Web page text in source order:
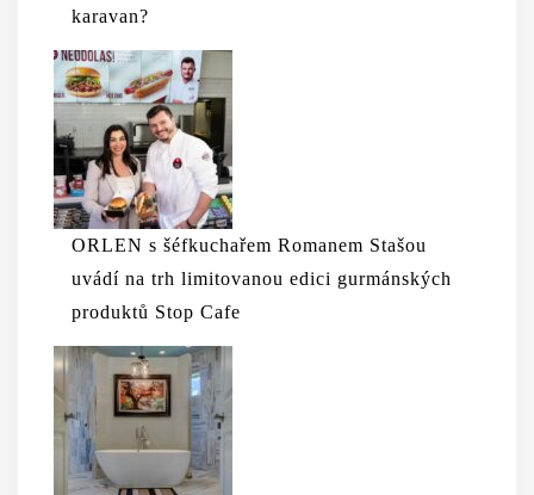
karavan?
ORLEN s šéfkuchařem Romanem Stašou
uvádí na trh limitovanou edici gurmánských
produktů Stop Cafe